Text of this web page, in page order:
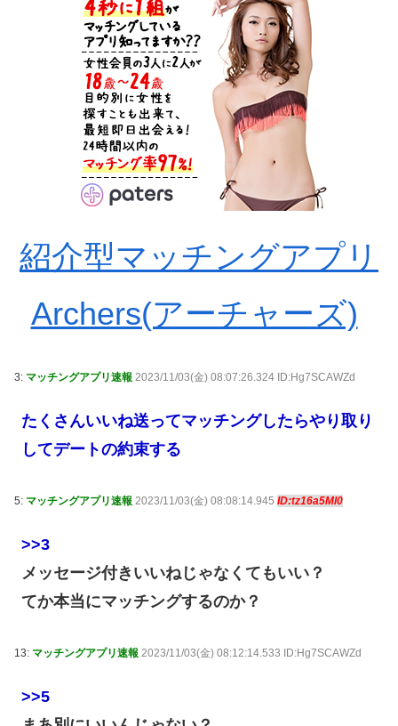
紹介型マッチングアプリ
Archers(アーチャーズ)
3: マッチングアプリ速報 2023/11/03(金) 08:07:26.324 ID:Hg7SCAWZd
たくさんいいね送ってマッチングしたらやり取り
してデートの約束する
5: マッチングアプリ速報 2023/11/03(金) 08:08:14.945 ID:tz16a5Ml0
>>3
メッセージ付きいいねじゃなくてもいい？
てか本当にマッチングするのか？
13: マッチングアプリ速報 2023/11/03(金) 08:12:14.533 ID:Hg7SCAWZd
>>5